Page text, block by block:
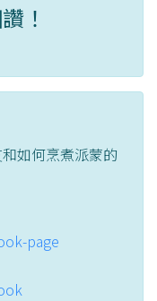
！
如何烹煮派蒙的
page